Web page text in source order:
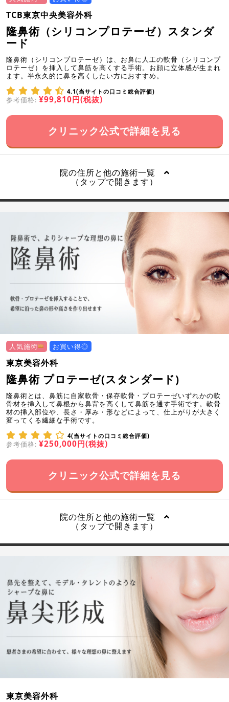
TCB東京中央美容外科
隆鼻術（シリコンプロテーゼ）スタンダ
ード
隆鼻術（シリコンプロテーゼ）は、お鼻に人工の軟骨（シリコンプ
ロテーゼ）を挿入して鼻筋を高くする手術。お顔に立体感が生まれ
ます。半永久的に鼻を高くしたい方におすすめ。
4.1(当サイトの口コミ総合評価)
参考価格: ¥99,810円(税抜)
クリニック公式で詳細を見る
院の住所と他の施術一覧
（タップで開きます）
人気施術 お買い得◎
東京美容外科
隆鼻術 プロテーゼ(スタンダード)
隆鼻術とは、鼻筋に自家軟骨・保存軟骨・プロテーゼいずれかの軟
骨材を挿入して鼻根から鼻背を高くして鼻筋を通す手術です。軟骨
材の挿入部位や、長さ・厚み・形などによって、仕上がりが大きく
変ってくる繊細な手術です。
4(当サイトの口コミ総合評価)
参考価格: ¥250,000円(税抜)
クリニック公式で詳細を見る
院の住所と他の施術一覧
（タップで開きます）
東京美容外科